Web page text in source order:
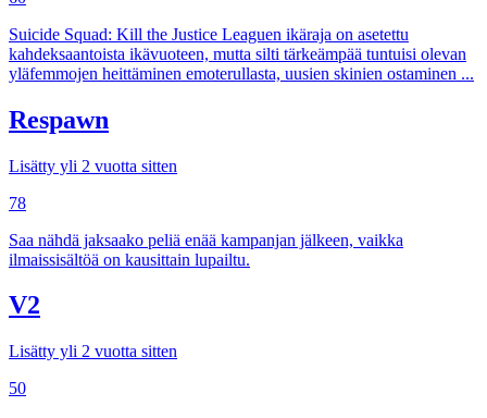
Suicide Squad: Kill the Justice Leaguen ikäraja on asetettu
kahdeksaantoista ikävuoteen, mutta silti tärkeämpää tuntuisi olevan
yläfemmojen heittäminen emoterullasta, uusien skinien ostaminen ...
Respawn
Lisätty yli 2 vuotta sitten
78
Saa nähdä jaksaako peliä enää kampanjan jälkeen, vaikka
ilmaissisältöä on kausittain lupailtu.
V2
Lisätty yli 2 vuotta sitten
50